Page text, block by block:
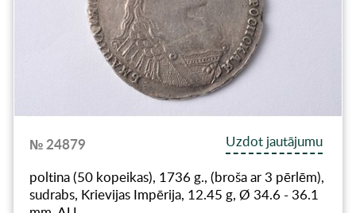
№ 24879
Uzdot jautājumu
poltina (50 kopeikas), 1736 g., (broša ar 3 pērlēm),
sudrabs, Krievijas Impērija, 12.45 g, Ø 34.6 - 36.1